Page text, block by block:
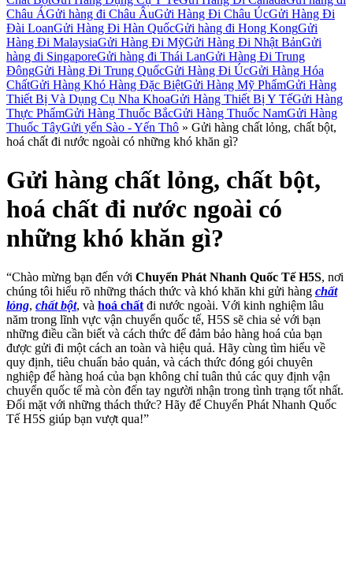
Châu ÁGửi hàng đi Châu ÂuGửi Hàng Đi Châu ÚcGửi Hàng Đi
Đài LoanGửi Hàng Đi Hàn QuốcGửi hàng đi Hong KongGửi
Hàng Đi MalaysiaGửi Hàng Đi MỹGửi Hàng Đi Nhật BảnGửi
hàng đi SingaporeGửi hàng đi Thái LanGửi Hàng Đi Trung
ĐôngGửi Hàng Đi Trung QuốcGửi Hàng Đi ÚcGửi Hàng Hóa
ChấtGửi Hàng Khó Hàng Đặc BiệtGửi Hàng Mỹ PhẩmGửi Hàng
Thiết Bị Và Dụng Cụ Nha KhoaGửi Hàng Thiết Bị Y TếGửi Hàng
Thực PhẩmGửi Hàng Thuốc BắcGửi Hàng Thuốc NamGửi Hàng
Thuốc TâyGửi yến Sào - Yến Thô » Gửi hàng chất lỏng, chất bột,
hoá chất đi nước ngoài có những khó khăn gì?
Gửi hàng chất lỏng, chất bột,
hoá chất đi nước ngoài có
những khó khăn gì?
“Chào mừng bạn đến với Chuyển Phát Nhanh Quốc Tế H5S, nơi
chúng tôi hiểu rõ những thách thức và khó khăn khi gửi hàng chất
lỏng, chất bột, và hoá chất đi nước ngoài. Với kinh nghiệm lâu
năm trong lĩnh vực vận chuyển quốc tế, H5S sẽ chia sẻ với bạn
những điều cần biết và cách thức để đảm bảo hàng hoá của bạn
được gửi đi một cách an toàn và hiệu quả. Hãy cùng tìm hiểu về
quy định, tiêu chuẩn bảo quản, và cách thức đóng gói chuyên
nghiệp để hàng hoá của bạn không chỉ tuân thủ các quy định vận
chuyển quốc tế mà còn đến tay người nhận trong tình trạng tốt nhất.
Đối mặt với những thách thức? Hãy để Chuyển Phát Nhanh Quốc
Tế H5S giúp bạn vượt qua!”